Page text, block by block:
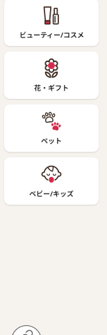
ビューティー/コスメ
花・ギフト
ペット
ベビー/キッズ